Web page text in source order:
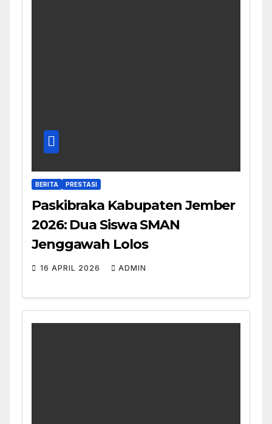
BERITA PRESTASI
Paskibraka Kabupaten Jember
2026: Dua Siswa SMAN
Jenggawah Lolos
16 APRIL 2026 ADMIN